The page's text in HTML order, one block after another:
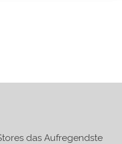
das Aufregendste